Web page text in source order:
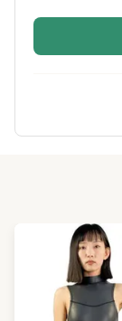
Size Of Sheet:
Laminating Fabric: